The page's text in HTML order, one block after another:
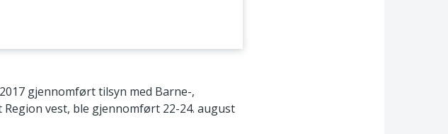
gjennomført tilsyn med Barne-,
vest, ble gjennomført 22-24. august